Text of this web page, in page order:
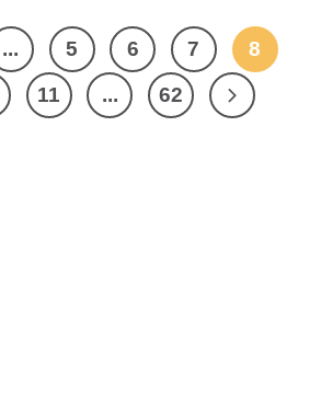
... 5 6 7 8
11 ... 62